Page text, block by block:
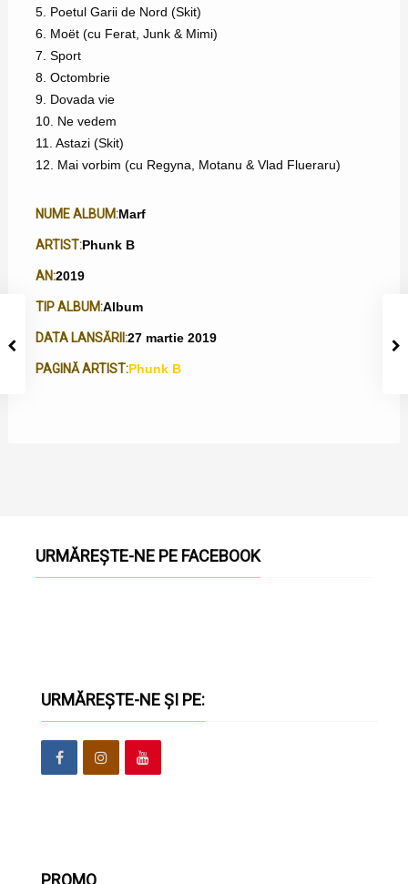
5. Poetul Garii de Nord (Skit)
6. Moët (cu Ferat, Junk & Mimi)
7. Sport
8. Octombrie
9. Dovada vie
10. Ne vedem
11. Astazi (Skit)
12. Mai vorbim (cu Regyna, Motanu & Vlad Flueraru)
NUME ALBUM:Marf
ARTIST:Phunk B
AN:2019
TIP ALBUM:Album
DATA LANSĂRII:27 martie 2019
PAGINĂ ARTIST:Phunk B
URMĂREȘTE-NE PE FACEBOOK
URMĂREȘTE-NE ȘI PE:
PROMO